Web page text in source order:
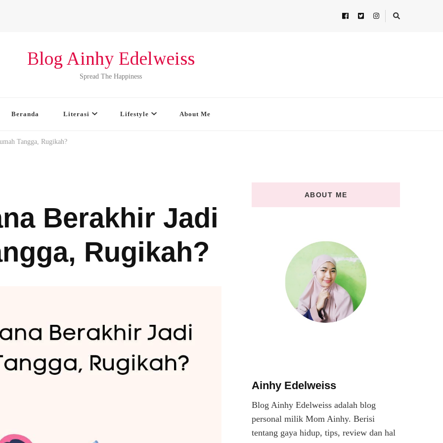
Blog Ainhy Edelweiss
Spread The Happiness
Beranda Literasi Lifestyle About Me
Tangga, Rugikah?
Berakhir Jadi
Rugikah?
ABOUT ME
Ainhy Edelweiss
Blog Ainhy Edelweiss adalah blog
personal milik Mom Ainhy. Berisi
tentang gaya hidup, tips, review dan hal